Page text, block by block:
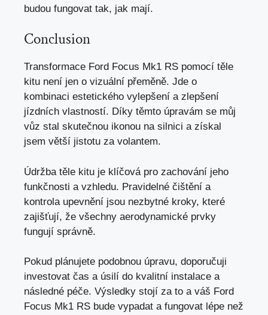
budou fungovat tak, jak mají.
Conclusion
Transformace Ford Focus Mk1 RS pomocí těle
kitu není jen o vizuální přeměně. Jde o
kombinaci estetického vylepšení a zlepšení
jízdních vlastností. Díky těmto úpravám se můj
vůz stal skutečnou ikonou na silnici a získal
jsem větší jistotu za volantem.
Údržba těle kitu je klíčová pro zachování jeho
funkčnosti a vzhledu. Pravidelné čištění a
kontrola upevnění jsou nezbytné kroky, které
zajišťují, že všechny aerodynamické prvky
fungují správně.
Pokud plánujete podobnou úpravu, doporučuji
investovat čas a úsilí do kvalitní instalace a
následné péče. Výsledky stojí za to a váš Ford
Focus Mk1 RS bude vypadat a fungovat lépe než